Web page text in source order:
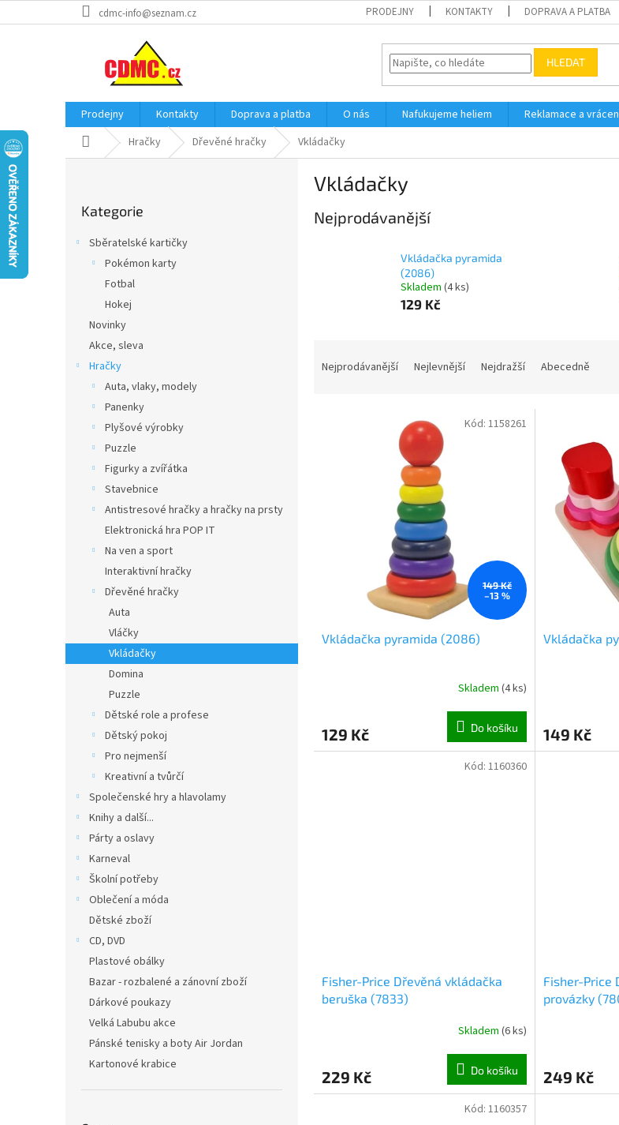
na
cdmc-info@seznam.cz PRODEJNY KONTAKTY DOPRAVA A PLATBA
HLEDAT
Prodejny Kontakty Doprava a platba O nás Nafukujeme heliem Reklamace a
Domů Hračky Dřevěné hračky Vkládačky
kategorie
Kategorie
Sběratelské kartičky
Pokémon karty
Fotbal
Hokej
Novinky
Akce, sleva
Hračky
Auta, vlaky, modely
Panenky
Plyšové výrobky
Puzzle
Figurky a zvířátka
Stavebnice
Antistresové hračky a hračky na prsty
Elektronická hra POP IT
Na ven a sport
Interaktivní hračky
Dřevěné hračky
Auta
Vláčky
Vkládačky
Domina
Puzzle
Dětské role a profese
Dětský pokoj
Pro nejmenší
Kreativní a tvůrčí
Společenské hry a hlavolamy
Knihy a další...
Párty a oslavy
Karneval
Školní potřeby
Oblečení a móda
Dětské zboží
CD, DVD
Plastové obálky
Bazar - rozbalené a zánovní zboží
Dárkové poukazy
Velká Labubu akce
Pánské tenisky a boty Air Jordan
Kartonové krabice
Vkládačky
Nejprodávanější
Vkládačka pyramida
(2086)
Skladem (4 ks)
129 Kč
Nejprodávanější Nejlevnější Nejdražší Abecedně
149 Kč
–13 %
Vkládačka pyramida (2086)
Skladem (4 ks)
129 Kč Do košíku
Kód: 1158261
Vkládačka
149 Kč
Fisher-Price Dřevěná vkládačka
beruška (7833)
Skladem (6 ks)
229 Kč Do košíku
Kód: 1160360
Fisher-Price
provázky
249 Kč
Kód: 1160357